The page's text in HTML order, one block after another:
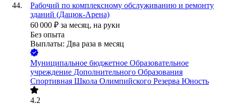
Рабочий по комплексному обслуживанию и ремонту
зданий (Дацюк-Арена)
60 000 ₽ за месяц, на руки
Без опыта
Выплаты: Два раза в месяц
Муниципальное бюджетное Образовательное
учреждение Дополнительного Образования
Спортивная Школа Олимпийского Резерва Юность
4.2